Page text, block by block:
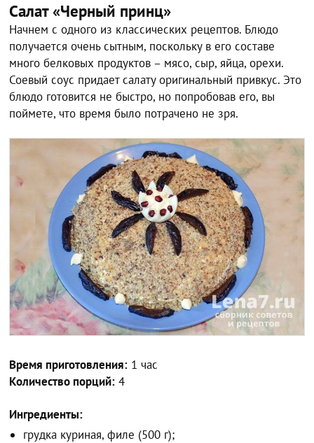
Салат «Черный принц»
Начнем с одного из классических рецептов. Блюдо
получается очень сытным, поскольку в его составе
много белковых продуктов – мясо, сыр, яйца, орехи.
Соевый соус придает салату оригинальный привкус. Это
блюдо готовится не быстро, но попробовав его, вы
поймете, что время было потрачено не зря.
Время приготовления: 1 час
Количество порций: 4
Ингредиенты:
грудка куриная, филе (500 г);